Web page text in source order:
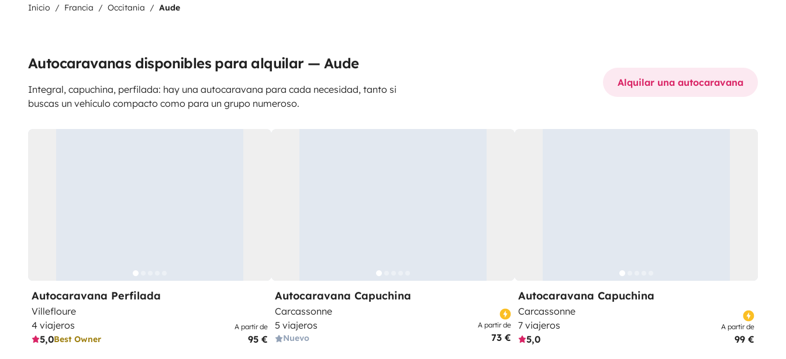
Inicio Francia Occitania Aude
Autocaravanas disponibles para alquilar — Aude
Integral, capuchina, perfilada: hay una autocaravana para cada necesidad, tanto si
buscas un vehículo compacto como para un grupo numeroso.
Alquilar una autocaravana
Autocaravana Perfilada
Villefloure
4 viajeros
5,0Best Owner
A partir de
95 €
Autocaravana Capuchina
Carcassonne
5 viajeros
Nuevo
A partir de
73 €
Autocaravana Capuchina
Carcassonne
7 viajeros
5,0
A partir de
99 €